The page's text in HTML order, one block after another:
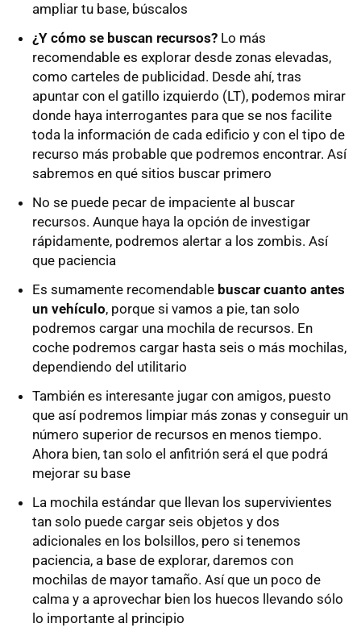
ampliar tu base, búscalos
¿Y cómo se buscan recursos? Lo más
recomendable es explorar desde zonas elevadas,
como carteles de publicidad. Desde ahí, tras
apuntar con el gatillo izquierdo (LT), podemos mirar
donde haya interrogantes para que se nos facilite
toda la información de cada edificio y con el tipo de
recurso más probable que podremos encontrar. Así
sabremos en qué sitios buscar primero
No se puede pecar de impaciente al buscar
recursos. Aunque haya la opción de investigar
rápidamente, podremos alertar a los zombis. Así
que paciencia
Es sumamente recomendable buscar cuanto antes
un vehículo, porque si vamos a pie, tan solo
podremos cargar una mochila de recursos. En
coche podremos cargar hasta seis o más mochilas,
dependiendo del utilitario
También es interesante jugar con amigos, puesto
que así podremos limpiar más zonas y conseguir un
número superior de recursos en menos tiempo.
Ahora bien, tan solo el anfitrión será el que podrá
mejorar su base
La mochila estándar que llevan los supervivientes
tan solo puede cargar seis objetos y dos
adicionales en los bolsillos, pero si tenemos
paciencia, a base de explorar, daremos con
mochilas de mayor tamaño. Así que un poco de
calma y a aprovechar bien los huecos llevando sólo
lo importante al principio